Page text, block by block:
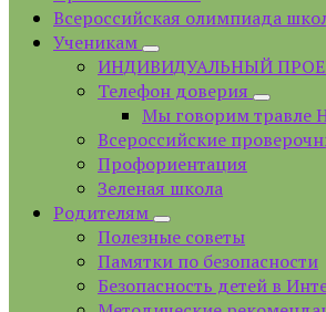
Всероссийская олимпиада
Ученикам
ИНДИВИДУАЛЬНЫЙ
Телефон доверия
Мы говорим травле
Всероссийские
Профориентация
Зеленая школа
Родителям
Полезные советы
Памятки по безопасности
Безопасность детей в